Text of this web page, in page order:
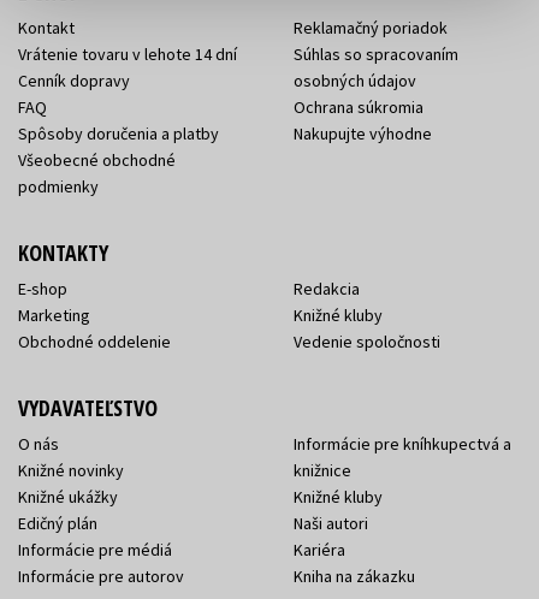
Kontakt
Vrátenie tovaru v lehote 14 dní
Cenník dopravy
FAQ
Spôsoby doručenia a platby
Všeobecné obchodné
podmienky
Reklamačný poriadok
Súhlas so spracovaním
osobných údajov
Ochrana súkromia
Nakupujte výhodne
KONTAKTY
E-shop
Marketing
Obchodné oddelenie
Redakcia
Knižné kluby
Vedenie spoločnosti
VYDAVATEĽSTVO
O nás
Knižné novinky
Knižné ukážky
Edičný plán
Informácie pre médiá
Informácie pre autorov
Informácie pre kníhkupectvá a
knižnice
Knižné kluby
Naši autori
Kariéra
Kniha na zákazku